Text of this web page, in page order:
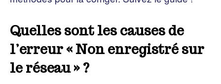
Quelles sont les causes de
l’erreur « Non enregistré sur
le réseau » ?